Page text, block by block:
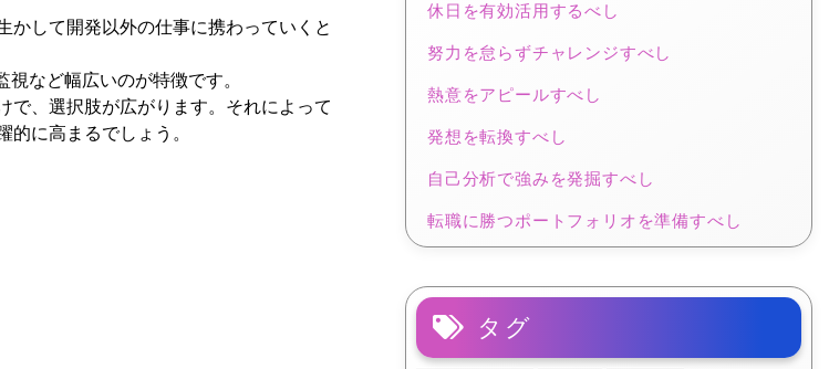
かして開発以外の仕事に携わっていくと
など幅広いのが特徴です。
で、選択肢が広がります。それによって
に高まるでしょう。
休日を有効活用するべし
努力を怠らずチャレンジすべし
熱意をアピールすべし
発想を転換すべし
自己分析で強みを発掘すべし
転職に勝つポートフォリオを準備すべし
タグ